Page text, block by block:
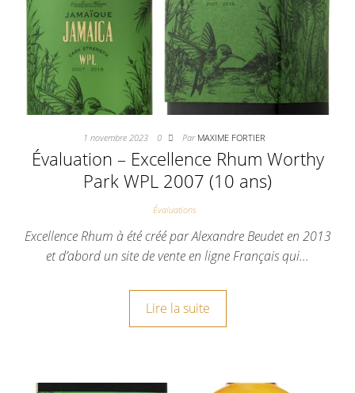
1 novembre 2023 0 Par MAXIME FORTIER
Évaluation – Excellence Rhum Worthy
Park WPL 2007 (10 ans)
Évaluations
Excellence Rhum à été créé par Alexandre Beudet en 2013
et d’abord un site de vente en ligne Français qui…
Lire la suite